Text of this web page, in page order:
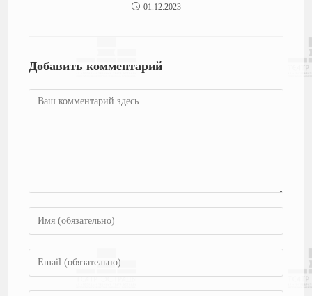
01.12.2023
Добавить комментарий